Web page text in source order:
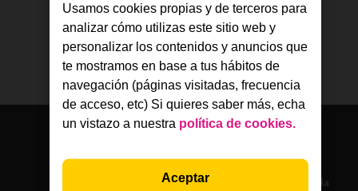
Jazztel
Fibra
Móvil
TV
Ofertas
Consulta tu cobertura
Solo en la App Jazztel
Si eres cliente, nuestros agentes te atienden por chat en la
Usamos cookies propias y de terceros para
analizar cómo utilizas este sitio web y
personalizar los contenidos y anuncios que
te mostramos en base a tus hábitos de
navegación (páginas visitadas, frecuencia
de acceso, etc) Si quieres saber más, echa
un vistazo a nuestra política de cookies.
Aceptar